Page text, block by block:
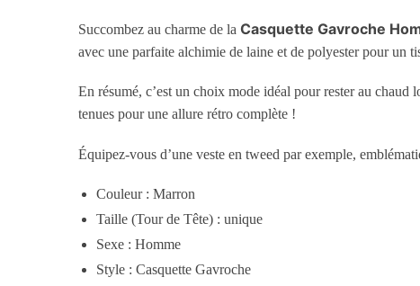
Succombez au charme de laCasquette Gavroche
avec une parfaite alchimie de laine et de polyester pour un
En résumé, c’est un choix mode idéal pour rester au
tenues pour une allure rétro complète !
Équipez-vous d’une veste en tweed par exemple,
Couleur : Marron
Taille (Tour de Tête) : unique
Sexe : Homme
Style : Casquette Gavroche